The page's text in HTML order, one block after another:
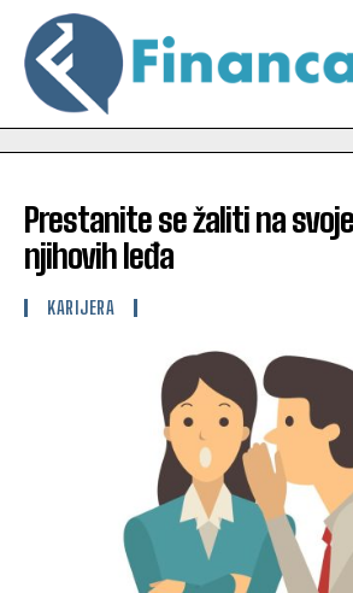
Prestanite se žaliti na
njihovih leđa
KARIJERA